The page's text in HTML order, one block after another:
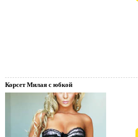
Пивной праздник.
Корсет Милая с юбкой